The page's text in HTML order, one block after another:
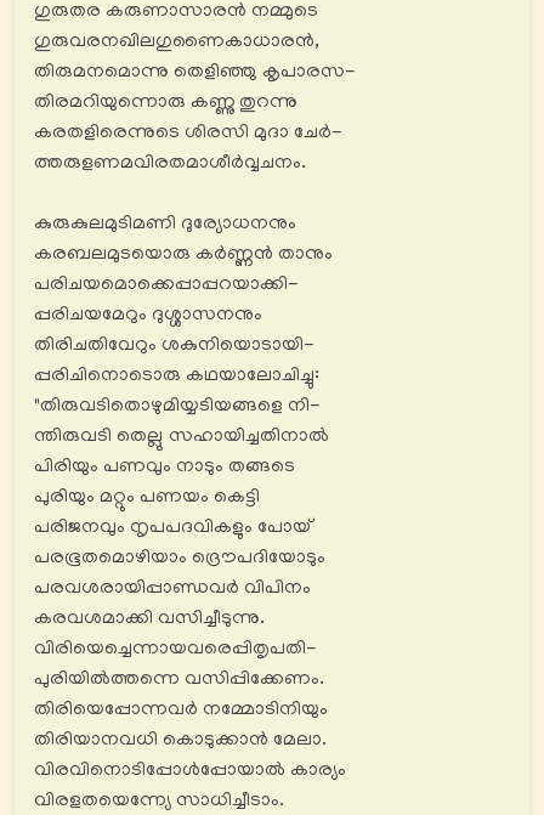
ഗുരുതര കരുണാസാരൻ നമ്മുടെ
ഗുരുവരനഖിലഗുണൈകാധാരൻ,
തിരുമനമൊന്നു തെളിഞ്ഞു കൃപാരസ-
തിരമറിയുന്നൊരു കണ്ണു തുറന്നു
കരതളിരെന്നുടെ ശിരസി മുദാ ചേര്‍-
ത്തരുളണമവിരതമാശീർവ്വചനം.
കുരുകുലമുടിമണി ദുര്യോധനനും
കരബലമുടയൊരു കര്‍ണ്ണൻ താനും
പരിചയമൊക്കെപ്പാപ്പറയാക്കി-
പ്പരിചയമേറും ദുശ്ശാസനനും
തിരിചതിവേറും ശകുനിയൊടായി-
പ്പരിചിനൊടൊരു കഥയാലോചിച്ചു:
"തിരുവടിതൊഴുമിയ്യടിയങ്ങളെ നി-
ന്തിരുവടി തെല്ലു സഹായിച്ചതിനാൽ
പിരിയും പണവും നാടും തങ്ങടെ
പുരിയും മറ്റും പണയം കെട്ടി
പരിജനവും നൃപപദവികളും പോയ്
പരഭൂതമൊഴിയാം ദ്രൌപദിയോടും
പരവശരായിപ്പാണ്ഡവർ വിപിനം
കരവശമാക്കി വസിച്ചീടുന്നു.
വിരിയെച്ചെന്നായവരെപ്പിതൃപതി-
പുരിയിൽത്തന്നെ വസിപ്പിക്കേണം.
തിരിയെപ്പോന്നവർ നമ്മോടിനിയും
തിരിയാനവധി കൊടുക്കാൻ മേലാ.
വിരവിനൊടിപ്പോൾപ്പോയാൽ കാര്യം
വിരളതയെന്ന്യേ സാധിച്ചീടാം.